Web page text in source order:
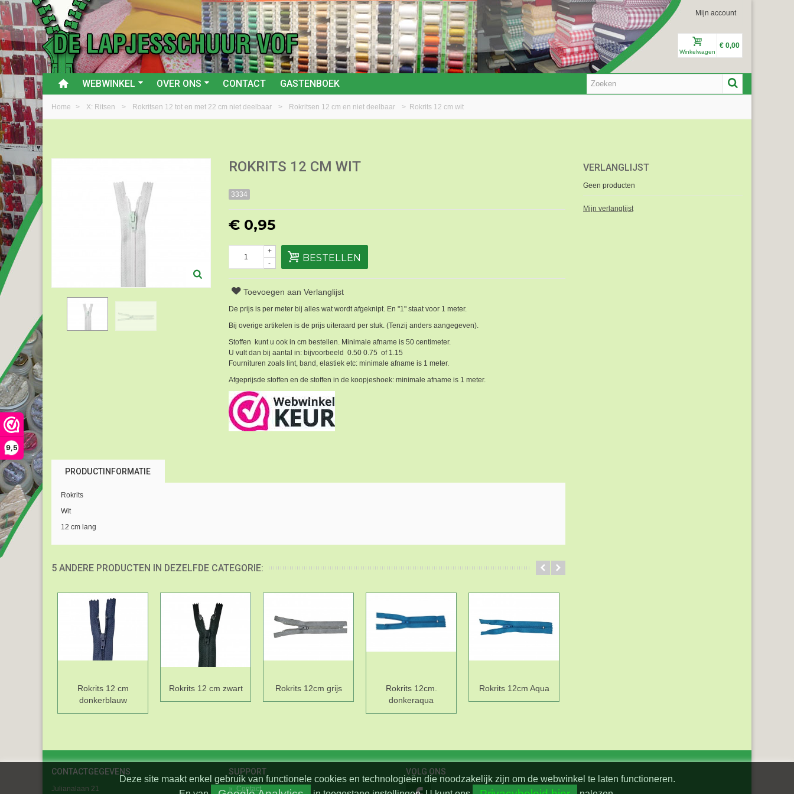
9,5
Mijn account
Winkelwagen
€ 0,00
WEBWINKEL OVER ONS CONTACT GASTENBOEK
Home > X: Ritsen > Rokritsen 12 tot en met 22 cm niet deelbaar > Rokritsen 12 cm en niet deelbaar > Rokrits 12 cm wit
ROKRITS 12 CM WIT
3334
€ 0,95
-
+
BESTELLEN
Toevoegen aan Verlanglijst
De prijs is per meter bij alles wat wordt afgeknipt. En "1" staat voor 1 meter.
Bij overige artikelen is de prijs uiteraard per stuk. (Tenzij anders aangegeven).
Stoffen kunt u ook in cm bestellen. Minimale afname is 50 centimeter.
U vult dan bij aantal in: bijvoorbeeld 0.50 0.75 of 1.15
Fournituren zoals lint, band, elastiek etc: minimale afname is 1 meter.
Afgeprijsde stoffen en de stoffen in de koopjeshoek: minimale afname is 1 meter.
PRODUCTINFORMATIE
Rokrits
Wit
12 cm lang
5 ANDERE PRODUCTEN IN DEZELFDE CATEGORIE:
Rokrits 12 cm
donkerblauw
Rokrits 12 cm zwart Rokrits 12cm grijs
Rokrits 12cm.
donkeraqua
Rokrits 12cm Aqua
VERLANGLIJST
Geen producten
Mijn verlanglijst
CONTACTGEGEVENS
Julianalaan 21
SUPPORT
» Contact
VOLG ONS
Deze site maakt enkel gebruik van functionele cookies en technologieën die noodzakelijk zijn om de webwinkel te laten functioneren.